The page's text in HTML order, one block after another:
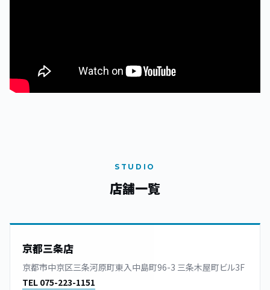
STUDIO
店舗一覧
京都三条店
京都市中京区三条河原町東入中島町96-3 三条木屋町ビル3F
TEL 075-223-1151